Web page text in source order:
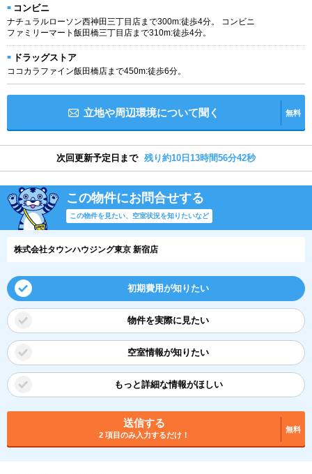
コンビニ
ナチュラルローソン西神田三丁目店まで300m:徒歩4分。 コンビニ
ファミリーマート飯田橋三丁目店まで310m:徒歩4分。
ドラッグストア
ココカラファイン飯田橋店まで450m:徒歩6分。
立地や周辺環境について聞く 無料
次回更新予定日まで 残り約10日13時間56分41秒
この物件にお問合せする
この物件を見たい、空室状況を知りたいなど
株式会社タウンハウジング東京 新宿店
初期費用が知りたい
物件を実際に見たい
空室情報が知りたい
もっと詳細な情報がほしい
送信する
2 項目のみ入力するだけ！
無料